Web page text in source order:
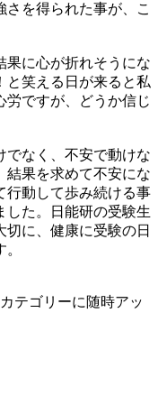
を得られた事が、こ
果に心が折れそうにな
と笑える日が来ると私
労ですが、どうか信じ
でなく、不安で動けな
結果を求めて不安にな
行動して歩み続ける事
した。日能研の受験生
に、健康に受験の日
テゴリーに随時アッ